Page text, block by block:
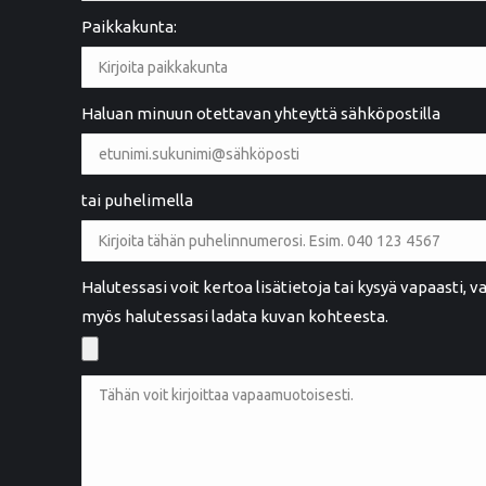
Paikkakunta:
Haluan minuun otettavan yhteyttä sähköpostilla
tai puhelimella
Halutessasi voit kertoa lisätietoja tai kysyä vapaasti,
myös halutessasi ladata kuvan kohteesta.
2 years ago
Ystävällinen palvelu. Hyvä työnlaatu
Maarit Henttula
Rauma